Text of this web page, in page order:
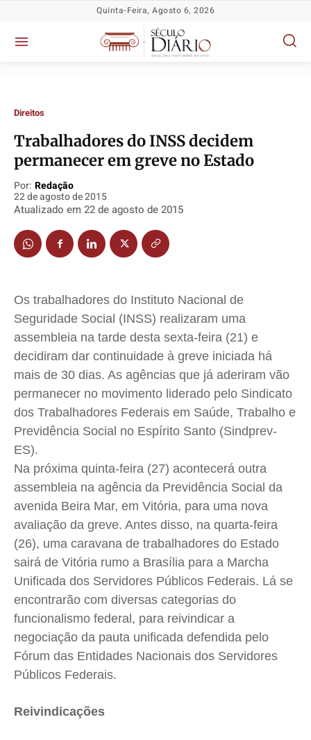
Política
Socioeconômicas
TV Século
Justiça
Educação
Segurança
Saúde
Cidades
Direitos
Economia
Cultura
Colunas
Caetano Roque
Jr Mignone (in memorian)
Wanda Sily
Publicidade Legal
Anuncie
Quem Somos
Expediente
Contato
Anuncie
Política
Socioeconômicas
TV Século
Justiça
Educação
Segurança
Saúde
Cidades
Direitos
Economia
Cultura
Colunas
Caetano Roque
Jr Mignone (in memorian)
Wanda Sily
Publicidade Legal
Anuncie
Quem Somos
Expediente
Contato
Anuncie
Política
Socioeconômicas
TV Século
Justiça
Educação
Segurança
Saúde
Cidades
Direitos
Economia
Cultura
Colunas
Caetano Roque
Jr Mignone (in memorian)
Wanda Sily
Publicidade Legal
Anuncie
Quem Somos
Expediente
Contato
Anuncie
Política
Socioeconômicas
TV Século
Justiça
Educação
Segurança
Saúde
Cidades
Direitos
Economia
Cultura
Colunas
Caetano Roque
Jr Mignone (in memorian)
Wanda Sily
Publicidade Legal
Anuncie
Quem Somos
Expediente
Contato
Anuncie
Quinta-Feira, Agosto 6, 2026
Direitos
Trabalhadores do INSS decidem
permanecer em greve no Estado
Por: Redação
22 de agosto de 2015
Atualizado em 22 de agosto de 2015
Os trabalhadores do Instituto Nacional de
Seguridade Social (INSS) realizaram uma
assembleia na tarde desta sexta-feira (21) e
decidiram dar continuidade à greve iniciada há
mais de 30 dias. As agências que já aderiram vão
permanecer no movimento liderado pelo Sindicato
dos Trabalhadores Federais em Saúde, Trabalho e
Previdência Social no Espírito Santo (Sindprev-
ES).
Na próxima quinta-feira (27) acontecerá outra
assembleia na agência da Previdência Social da
avenida Beira Mar, em Vitória, para uma nova
avaliação da greve. Antes disso, na quarta-feira
(26), uma caravana de trabalhadores do Estado
sairá de Vitória rumo a Brasília para a Marcha
Unificada dos Servidores Públicos Federais. Lá se
encontrarão com diversas categorias do
funcionalismo federal, para reivindicar a
negociação da pauta unificada defendida pelo
Fórum das Entidades Nacionais dos Servidores
Públicos Federais.
Reivindicações